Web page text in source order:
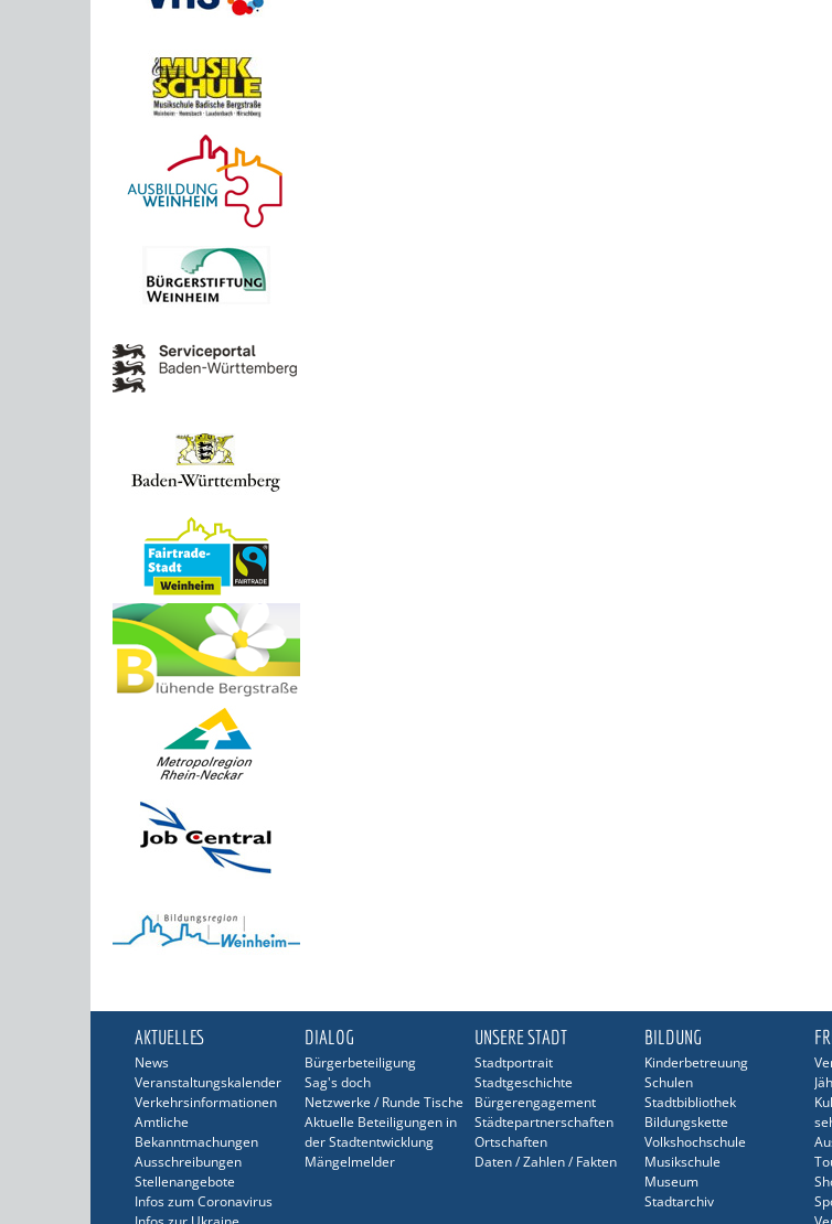
AKTUELLES
News
Veranstaltungskalender
Verkehrsinformationen
Amtliche
Bekanntmachungen
Ausschreibungen
Stellenangebote
Infos zum Coronavirus
DIALOG
Bürgerbeteiligung
Sag's doch
Netzwerke / Runde Tische
Aktuelle Beteiligungen in
der Stadtentwicklung
Mängelmelder
UNSERE STADT
Stadtportrait
Stadtgeschichte
Bürgerengagement
Städtepartnerschaften
Ortschaften
Daten / Zahlen / Fakten
BILDUNG
Kinderbetreuung
Schulen
Stadtbibliothek
Bildungskette
Volkshochschule
Musikschule
Museum
Stadtarchiv